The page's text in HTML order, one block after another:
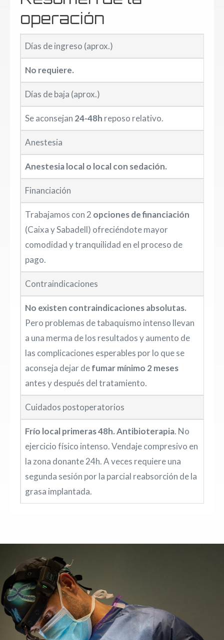
operación
Días de ingreso (aprox.)
No requiere.
Días de baja (aprox.)
Se aconsejan 24-48h reposo relativo.
Anestesia
Anestesia local o local con sedación.
Financiación
Trabajamos con 2 opciones de financiación
(Caixa y Sabadell) ofreciéndote mayor
comodidad y tranquilidad en el proceso de
pago.
Contraindicaciones
No existen contraindicaciones absolutas.
Pero problemas de tabaquismo intenso llevan
a una merma de los resultados y aumento de
las complicaciones esperables por lo que se
aconseja dejar defumar mínimo 2 meses
antes y después del tratamiento.
Cuidados postoperatorios
Frío local primeras 48h. Antibioterapia. No
ejercicio físico intenso. Vendaje compresivo en
la zona donante 24h. A veces requiere una
segunda sesión por la parcial reabsorción de la
grasa implantada.